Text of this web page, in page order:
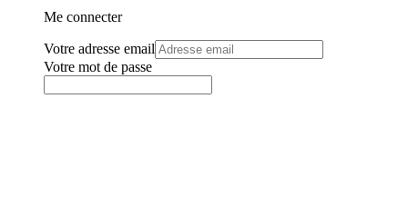
Me connecter
Votre adresse email
Votre mot de passe